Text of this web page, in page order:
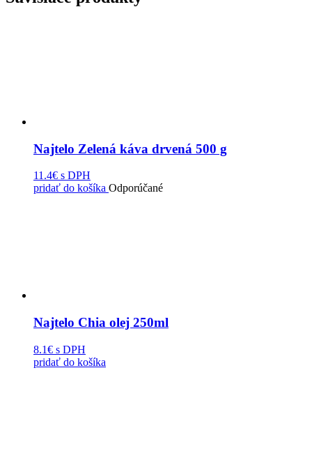
Najtelo Zelená káva drvená 500 g
11.4€ s DPH
pridať do košíka Odporúčané
Najtelo Chia olej 250ml
8.1€ s DPH
pridať do košíka